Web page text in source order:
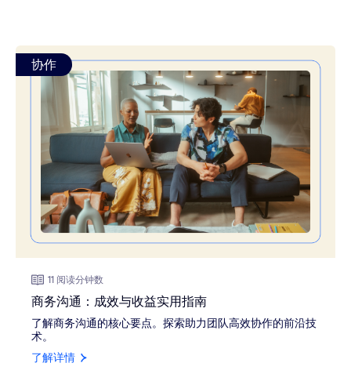
view: 商务沟通：成效与收益实用指南
协作
11 阅读分钟数
商务沟通：成效与收益实用指南
了解商务沟通的核心要点。探索助力团队高效协作的前沿技
术。
了解详情